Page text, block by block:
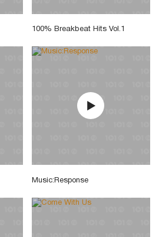
100% Breakbeat Hits Vol.1
Music:Response